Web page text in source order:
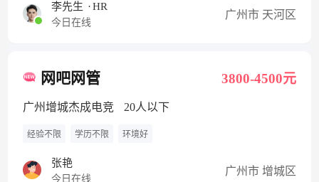
李先生 ·HR
今日在线
广州市 天河区
网吧网管 3800-4500元
广州增城杰成电竞 20人以下
经验不限 学历不限 环境好
张艳
今日在线
广州市 增城区